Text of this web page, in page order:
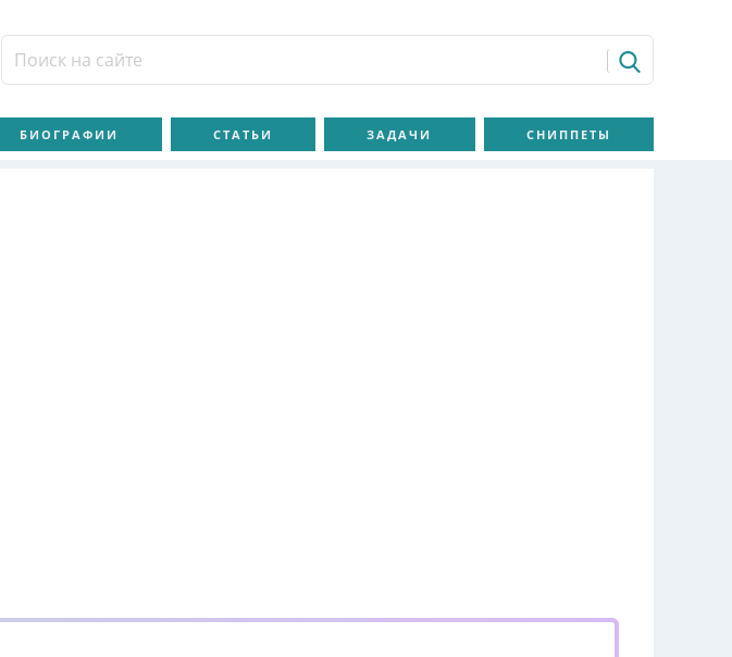
БИОГРАФИИ СТАТЬИ ЗАДАЧИ СНИППЕТЫ